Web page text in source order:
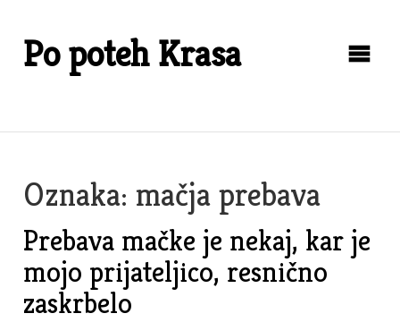
contentPo poteh Krasa
Oznaka: mačja prebava
Prebava mačke je nekaj, kar je
mojo prijateljico, resnično
zaskrbelo